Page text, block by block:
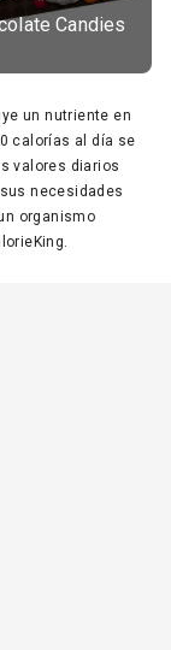
Candies
un nutriente en
calorías al día se
valores diarios
necesidades
organismo